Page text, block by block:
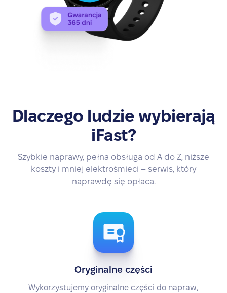
Dlaczego ludzie wybierają
iFast?
Szybkie naprawy, pełna obsługa od A do Z, niższe
koszty i mniej elektrośmieci – serwis, który
naprawdę się opłaca.
Oryginalne części
Wykorzystujemy oryginalne części do napraw,